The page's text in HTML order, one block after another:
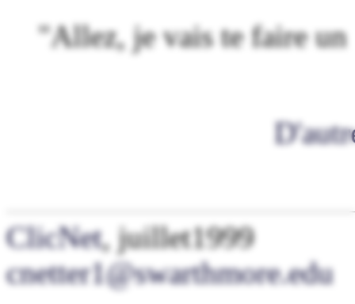
"Allez, je vais te faire un
ClicNet, juillet1999
cnetter1@swarthmore.edu